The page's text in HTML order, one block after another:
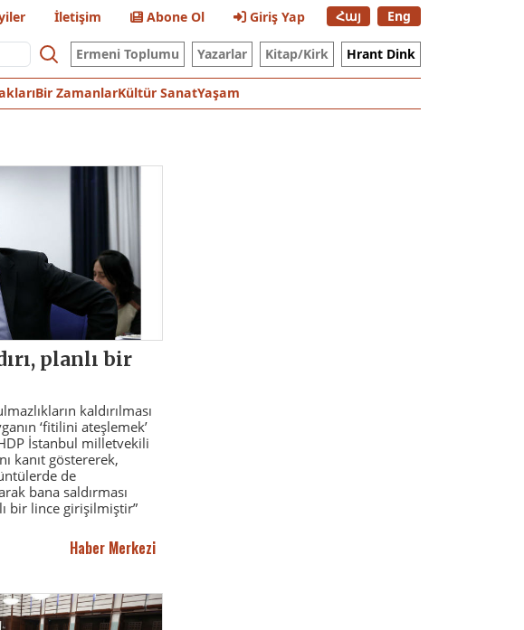
İletişim Abone Ol Giriş Yap Հայ Eng
Ermeni Toplumu Yazarlar Kitap/Kirk Hrant Dink
Bir ZamanlarKültür SanatYaşam
planlı bir
kaldırılması
‘fitilini ateşlemek’
İstanbul milletvekili
kanıt göstererek,
de
bana saldırması
bir lince girişilmiştir”
Haber Merkezi